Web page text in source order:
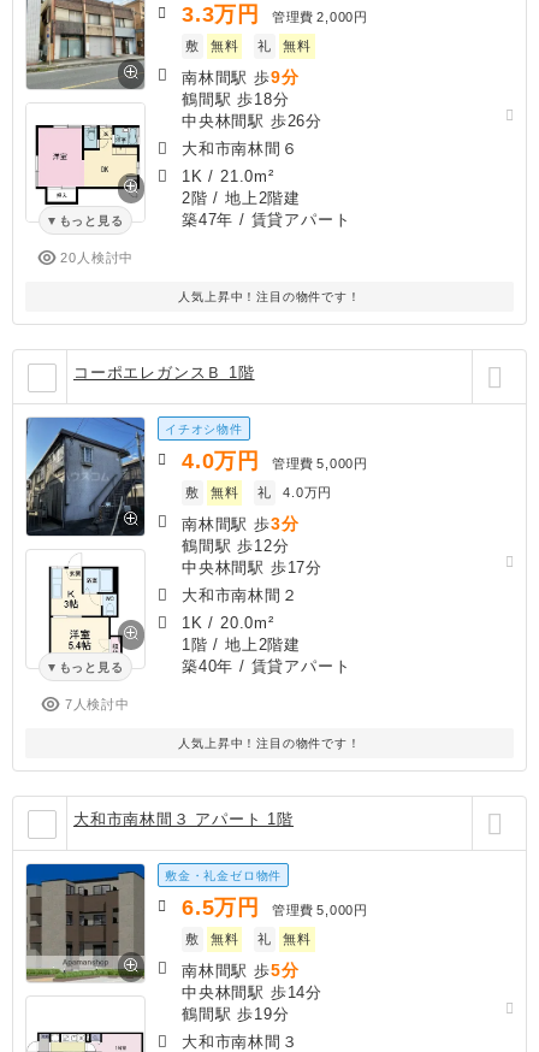
もっと見る
20人検討中
3.3万円 管理費 2,000円
敷
無料 礼 無料
南林間駅 歩9分
鶴間駅 歩18分
中央林間駅 歩26分
大和市南林間６
1K / 21.0m²
2階 / 地上2階建
築47年 / 賃貸アパート
人気上昇中！注目の物件です！
コーポエレガンスＢ 1階
もっと見る
7人検討中
イチオシ物件
4.0万円 管理費 5,000円
敷
無料 礼 4.0万円
南林間駅 歩3分
鶴間駅 歩12分
中央林間駅 歩17分
大和市南林間２
1K / 20.0m²
1階 / 地上2階建
築40年 / 賃貸アパート
人気上昇中！注目の物件です！
大和市南林間３ アパート 1階
敷金・礼金ゼロ物件
6.5万円 管理費 5,000円
敷
無料 礼 無料
南林間駅 歩5分
中央林間駅 歩14分
鶴間駅 歩19分
大和市南林間３